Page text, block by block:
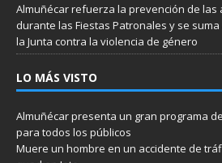
Almuñécar refuerza la prevención de las
durante las Fiestas Patronales y se
la Junta contra la violencia de género
LO MÁS VISTO
Almuñécar presenta un gran programa
para todos los públicos
Muere un hombre en un accidente de